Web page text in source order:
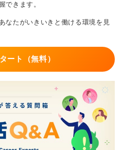
できます。
なたがいきいきと働ける環境を見
ート（無料）